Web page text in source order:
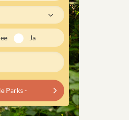
Ja
Parks -